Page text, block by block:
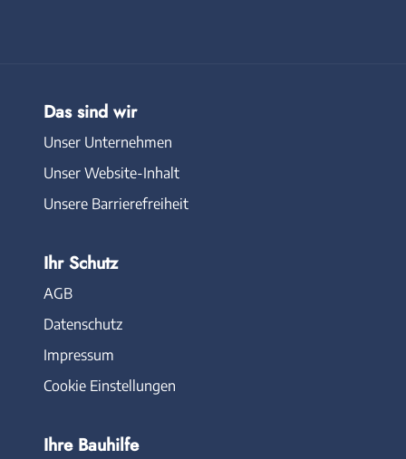
Das sind wir
Unser Unternehmen
Unser Website-Inhalt
Unsere Barrierefreiheit
Ihr Schutz
AGB
Datenschutz
Impressum
Cookie Einstellungen
Ihre Bauhilfe